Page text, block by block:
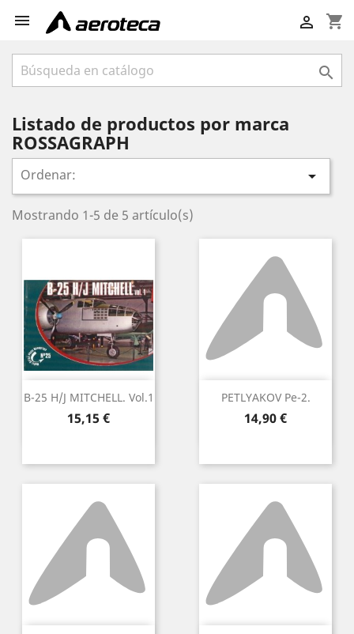
 shopping_cart


Listado de productos por marca
ROSSAGRAPH
Ordenar: 
Mostrando 1-5 de 5 artículo(s)
B-25 H/J MITCHELL. Vol.1
Precio
15,15 €
PETLYAKOV Pe-2.
Precio
14,90 €